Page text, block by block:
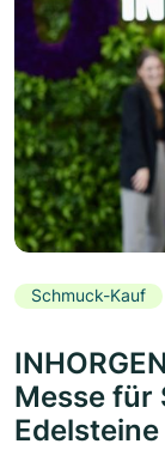
Schmuck-Kauf
Messe für
Edelsteine